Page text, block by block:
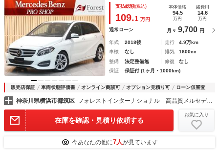
ックカメラ ＬＥＤヘッドライト シートヒーター
支払総額(税込)
109.1 万円
本体価格
94.5
万円
諸費用
14.6
万円
通常ローン 月々 9,700 円
年式 2018後 走行
4.9万km
車検
なし 排気
1600cc
整備
法定整備無 修復
なし
保証
保証付 (1ヶ月・1000km)
販売店保証 車両状態評価書 オンライン商談可 オプション見積り可 ローン仮審査
神奈川県横浜市都筑区 フォレストインターナショナル 高品質メルセデスベンツ正規ディーラー車専門店
在庫を確認・見積り依頼する
お気に入り
今あなたの他に7人が見ています